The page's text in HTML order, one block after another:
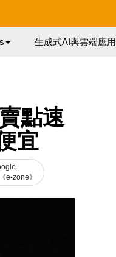
生成式AI與雲端應用
點速
宜
e-zone》